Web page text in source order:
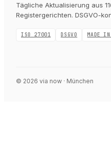
Tägliche Aktualisierung aus
Registergerichten. DSGVO-
ISO 27001 DSGVO MADE
© 2026 via now · München